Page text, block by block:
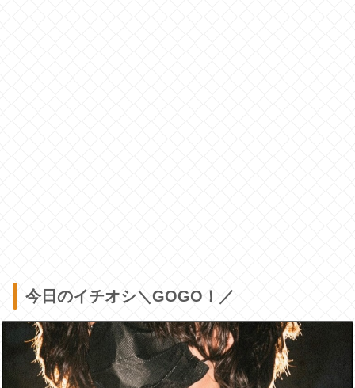
今日のイチオシ＼GOGO！／